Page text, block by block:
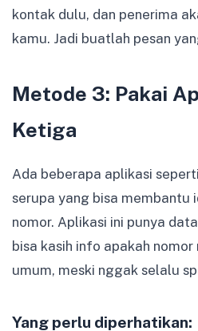
kontak dulu, dan penerima
kamu. Jadi buatlah pesan
Metode 3: Pakai
Ketiga
Ada beberapa aplikasi
serupa yang bisa membantu
nomor. Aplikasi ini punya
bisa kasih info apakah
umum, meski nggak selalu
Yang perlu diperhatikan: